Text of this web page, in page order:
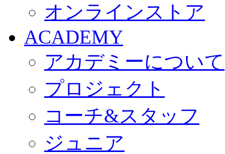
オンラインストア
ACADEMY
アカデミーについて
プロジェクト
コーチ&スタッフ
ジュニア